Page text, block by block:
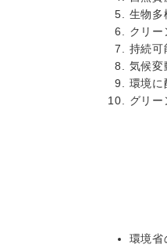
生物多
クリー
持続可
気候変
環境に
グリ
環境省